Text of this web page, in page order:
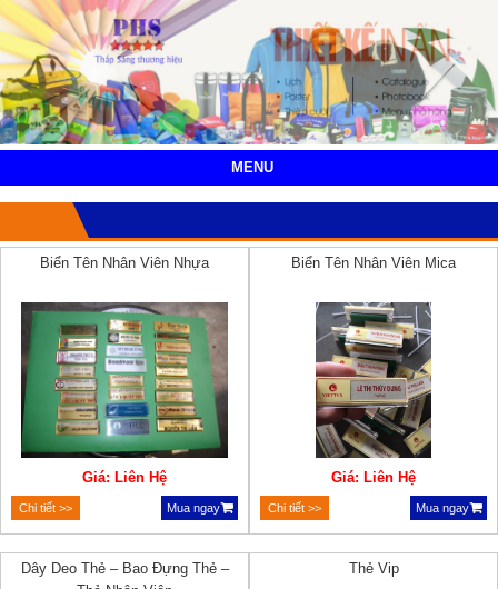
MENU
Biển Tên Nhân Viên Nhựa
Giá: Liên Hệ
Chi tiết >> Mua ngay
Biển Tên Nhân Viên Mica
Giá: Liên Hệ
Chi tiết >> Mua ngay
Dây Deo Thẻ – Bao Đựng Thẻ –
Thẻ Vip